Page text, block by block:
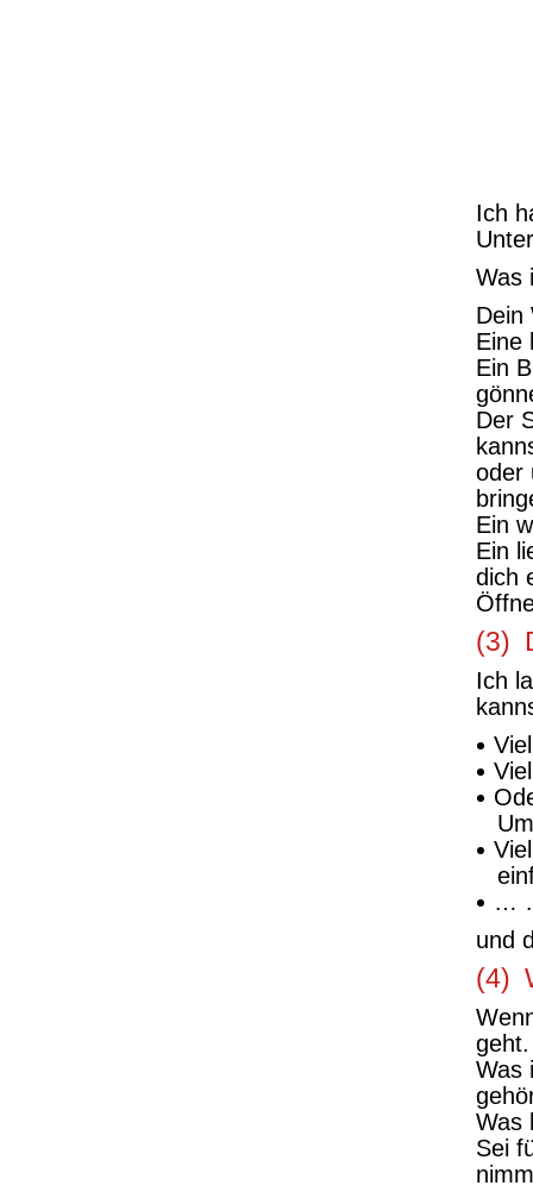
Ich
Was
Dein
Eine
Ein
Der
oder
Ein
Ein
dich
(3)
Ich
…
und
(4)
geht.
Was
Was
Sei